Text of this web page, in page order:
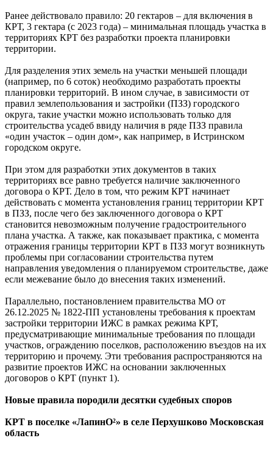
Ранее действовало правило: 20 гектаров – для включения в
КРТ, 3 гектара (с 2023 года) – минимальная площадь участка в
территориях КРТ без разработки проекта планировки
территории.
Для разделения этих земель на участки меньшей площади
(например, по 6 соток) необходимо разработать проекты
планировки территорий. В ином случае, в зависимости от
правил землепользования и застройки (ПЗЗ) городского
округа, такие участки можно использовать только для
строительства усадеб ввиду наличия в ряде ПЗЗ правила
«один участок – один дом», как например, в Истринском
городском округе.
При этом для разработки этих документов в таких
территориях все равно требуется наличие заключенного
договора о КРТ. Дело в том, что режим КРТ начинает
действовать с момента установления границ территории КРТ
в ПЗЗ, после чего без заключенного договора о КРТ
становится невозможным получение градостроительного
плана участка. А также, как показывает практика, с момента
отражения границы территории КРТ в ПЗЗ могут возникнуть
проблемы при согласовании строительства путем
направления уведомления о планируемом строительстве, даже
если межевание было до внесения таких изменений.
Параллельно, постановлением правительства МО от
26.12.2025 № 1822-ПП установлены требования к проектам
застройки территории ИЖС в рамках режима КРТ,
предусматривающие минимальные требования по площади
участков, ограждению поселков, расположению въездов на их
территорию и прочему. Эти требования распространяются на
развитие проектов ИЖС на основании заключенных
договоров о КРТ (пункт 1).
Новые правила породили десятки судебных споров
КРТ в поселке «ЛапинО²» в селе Перхушково Московская
область